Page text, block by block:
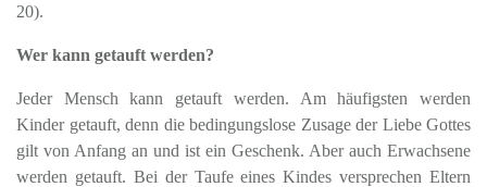
20).
Wer kann getauft werden?
Jeder Mensch kann getauft werden. Am häufigsten werden
Kinder getauft, denn die bedingungslose Zusage der Liebe Gottes
gilt von Anfang an und ist ein Geschenk. Aber auch Erwachsene
werden getauft. Bei der Taufe eines Kindes versprechen Eltern